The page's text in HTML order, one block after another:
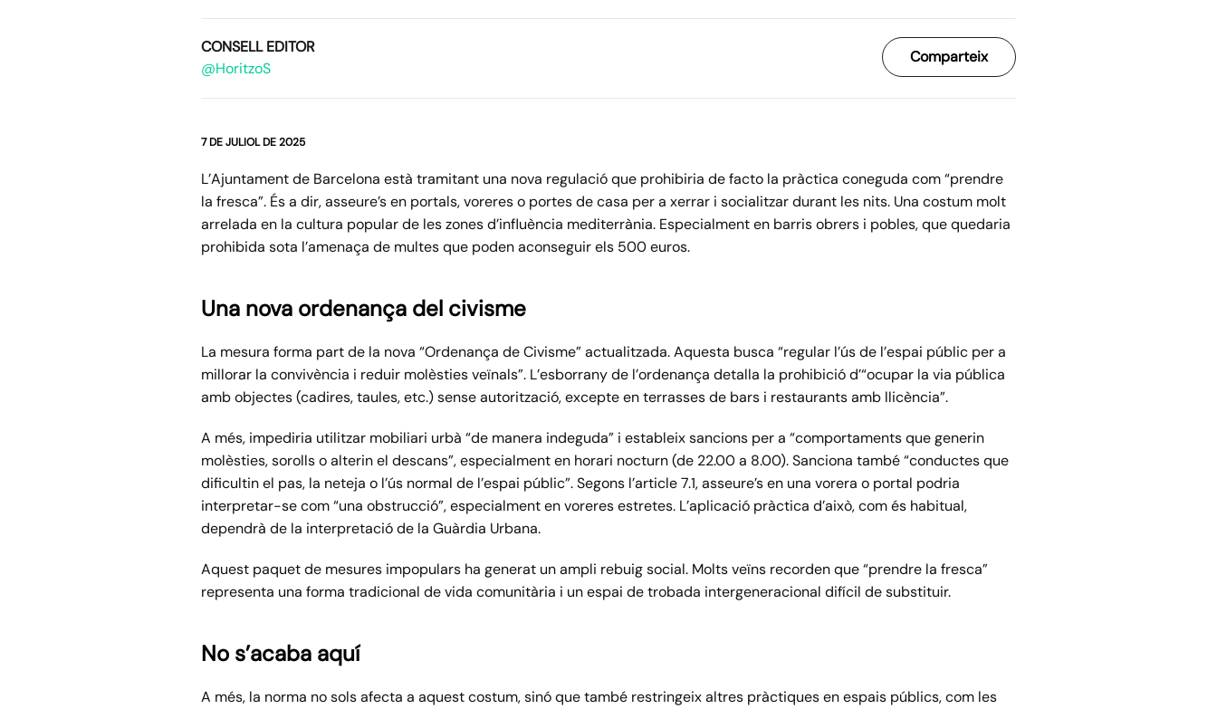
CONSELL EDITOR
@HoritzoS
Comparteix
7 DE JULIOL DE 2025
L’Ajuntament de Barcelona està tramitant una nova regulació que prohibiria de facto la pràctica coneguda com “prendre
la fresca”. És a dir, asseure’s en portals, voreres o portes de casa per a xerrar i socialitzar durant les nits. Una costum molt
arrelada en la cultura popular de les zones d’influència mediterrània. Especialment en barris obrers i pobles, que quedaria
prohibida sota l’amenaça de multes que poden aconseguir els 500 euros.
Una nova ordenança del civisme
La mesura forma part de la nova “Ordenança de Civisme” actualitzada. Aquesta busca “regular l’ús de l’espai públic per a
millorar la convivència i reduir molèsties veïnals”. L’esborrany de l’ordenança detalla la prohibició d’“ocupar la via pública
amb objectes (cadires, taules, etc.) sense autorització, excepte en terrasses de bars i restaurants amb llicència”.
A més, impediria utilitzar mobiliari urbà “de manera indeguda” i estableix sancions per a “comportaments que generin
molèsties, sorolls o alterin el descans”, especialment en horari nocturn (de 22.00 a 8.00). Sanciona també “conductes que
dificultin el pas, la neteja o l’ús normal de l’espai públic”. Segons l’article 7.1, asseure’s en una vorera o portal podria
interpretar-se com “una obstrucció”, especialment en voreres estretes. L’aplicació pràctica d’això, com és habitual,
dependrà de la interpretació de la Guàrdia Urbana.
Aquest paquet de mesures impopulars ha generat un ampli rebuig social. Molts veïns recorden que “prendre la fresca”
representa una forma tradicional de vida comunitària i un espai de trobada intergeneracional difícil de substituir.
No s’acaba aquí
A més, la norma no sols afecta a aquest costum, sinó que també restringeix altres pràctiques en espais públics, com les